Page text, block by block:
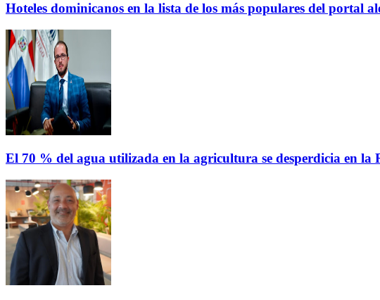
Hoteles dominicanos en la lista de los más populares del portal
El 70 % del agua utilizada en la agricultura se desperdicia en